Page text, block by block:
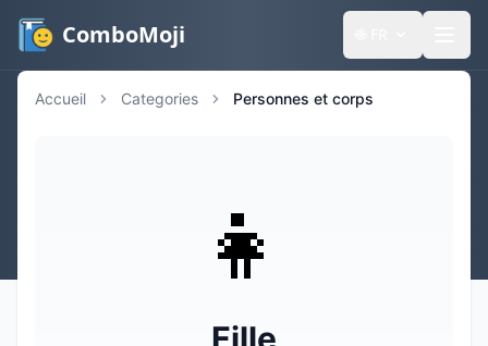
ComboMoji
Accueil Categories Personnes et corps
👧